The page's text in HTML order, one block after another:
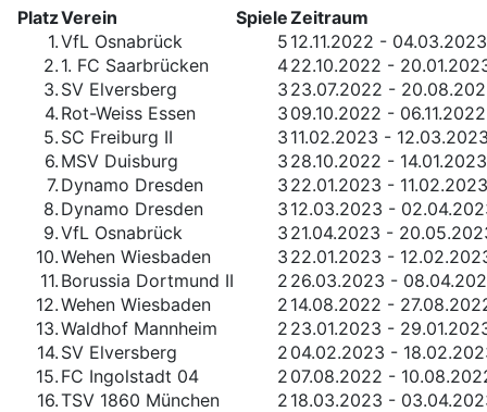
PlatzVerein SpieleZeitraum
1.VfL Osnabrück 5 12.11.2022 - 04.03.2023
2. 1. FC Saarbrücken 422.10.2022 -
3. SV Elversberg 3 23.07.2022 -
4. Rot-Weiss Essen 3 09.10.2022 - 06.11.2022
5. SC Freiburg II 3 11.02.2023 -
6. MSV Duisburg 3 28.10.2022 - 14.01.2023
7. Dynamo Dresden 3 22.01.2023 - 11.02.2023
8. Dynamo Dresden 3 12.03.2023 -
9.VfL Osnabrück 3 21.04.2023 -
10.Wehen Wiesbaden 3 22.01.2023 -
11. Borussia Dortmund II 2 26.03.2023 -
12.Wehen Wiesbaden 2 14.08.2022 -
13.Waldhof Mannheim 2 23.01.2023 -
14. SV Elversberg 2 04.02.2023 -
15. FC Ingolstadt 04 2 07.08.2022 -
16.TSV 1860 München 2 18.03.2023 -